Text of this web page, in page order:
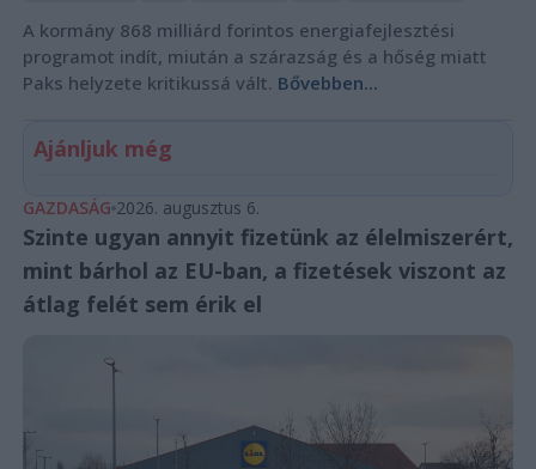
A kormány 868 milliárd forintos energiafejlesztési
programot indít, miután a szárazság és a hőség miatt
Paks helyzete kritikussá vált. Bővebben...
Ajánljuk még
GAZDASÁG 2026. augusztus 6.
Szinte ugyan annyit fizetünk az élelmiszerért,
mint bárhol az EU-ban, a fizetések viszont az
átlag felét sem érik el